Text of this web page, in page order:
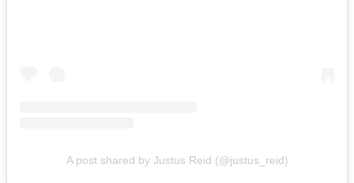
A post shared by Justus Reid (@justus_reid)